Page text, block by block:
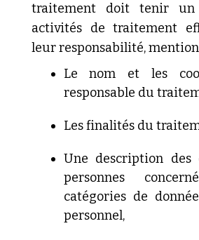
traitement doit tenir un
activités de traitement
leur responsabilité,
Lenom et les
responsable du
Lesfinalités du
Une description des
personnes
catégories de
personnel,